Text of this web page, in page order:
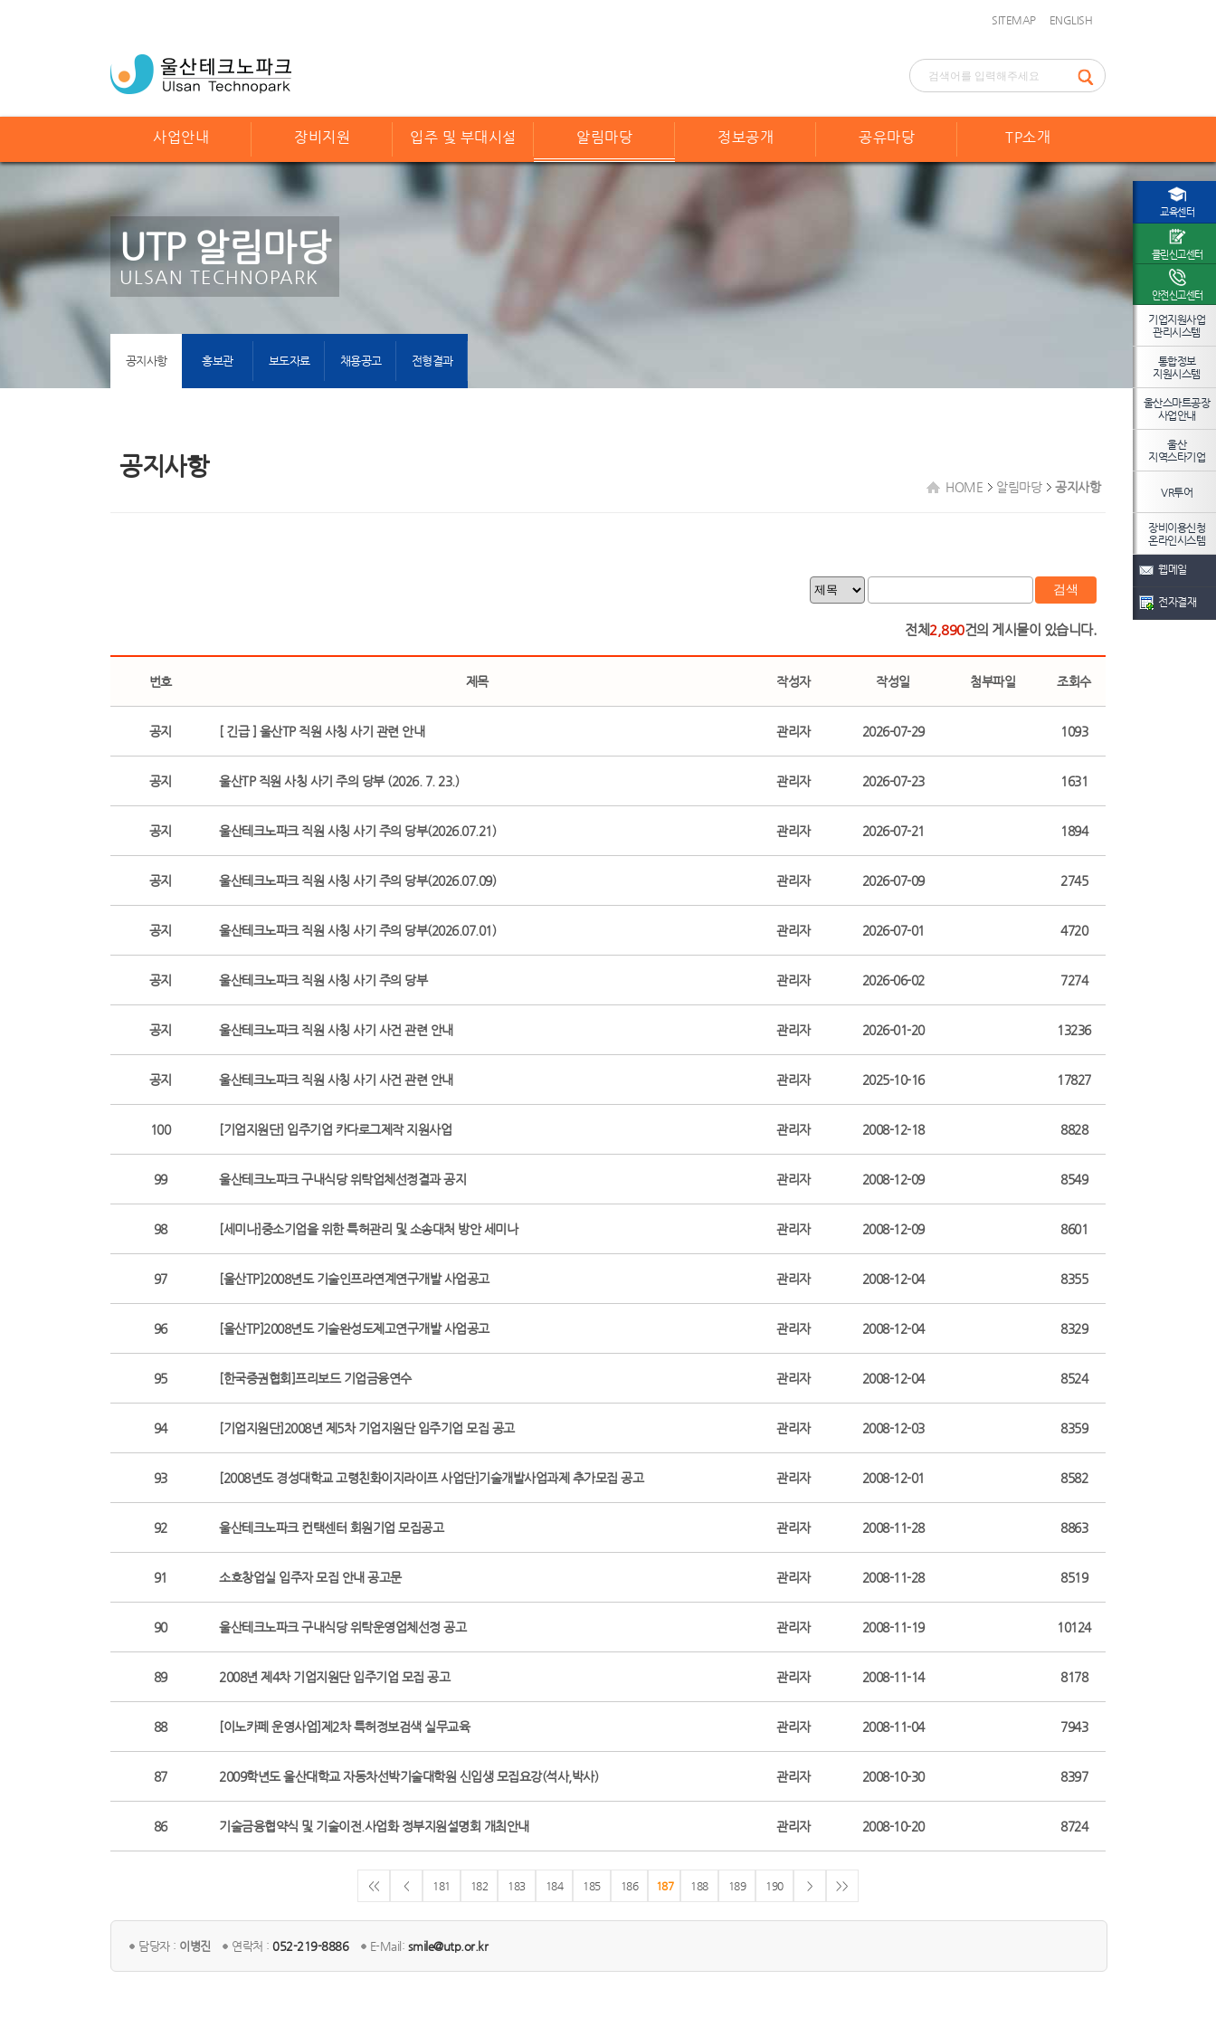
SITEMAP ENGLISH
사업안내 장비지원 입주 및 부대시설 알림마당 정보공개 공유마당 TP소개
UTP 알림마당
ULSAN TECHNOPARK
공지사항 홍보관 보도자료 채용공고 전형결과
공지사항
HOME 알림마당 공지사항
검색
전체 2,890건의 게시물이 있습니다.
번호 제목 작성자 작성일 첨부파일 조회수
공지 [ 긴급 ] 울산TP 직원 사칭 사기 관련 안내 관리자 2026-07-29 1093
공지 울산TP 직원 사칭 사기 주의 당부 (2026. 7. 23.) 관리자 2026-07-23 1631
공지 울산테크노파크 직원 사칭 사기 주의 당부(2026.07.21) 관리자 2026-07-21 1894
공지 울산테크노파크 직원 사칭 사기 주의 당부(2026.07.09) 관리자 2026-07-09 2745
공지 울산테크노파크 직원 사칭 사기 주의 당부(2026.07.01) 관리자 2026-07-01 4720
공지 울산테크노파크 직원 사칭 사기 주의 당부 관리자 2026-06-02 7274
공지 울산테크노파크 직원 사칭 사기 사건 관련 안내 관리자 2026-01-20 13236
공지 울산테크노파크 직원 사칭 사기 사건 관련 안내 관리자 2025-10-16 17827
100 [기업지원단] 입주기업 카다로그제작 지원사업 관리자 2008-12-18 8828
99 울산테크노파크 구내식당 위탁업체선정결과 공지 관리자 2008-12-09 8549
98 [세미나]중소기업을 위한 특허관리 및 소송대처 방안 세미나 관리자 2008-12-09 8601
97 [울산TP]2008년도 기술인프라연계연구개발 사업공고 관리자 2008-12-04 8355
96 [울산TP]2008년도 기술완성도제고연구개발 사업공고 관리자 2008-12-04 8329
95 [한국증권협회]프리보드 기업금융연수 관리자 2008-12-04 8524
94 [기업지원단]2008년 제5차 기업지원단 입주기업 모집 공고 관리자 2008-12-03 8359
93 [2008년도 경성대학교 고령친화이지라이프 사업단]기술개발사업과제 추가모집 공고 관리자 2008-12-01 8582
92 울산테크노파크 컨택센터 회원기업 모집공고 관리자 2008-11-28 8863
91 소호창업실 입주자 모집 안내 공고문 관리자 2008-11-28 8519
90 울산테크노파크 구내식당 위탁운영업체선정 공고 관리자 2008-11-19 10124
89 2008년 제4차 기업지원단 입주기업 모집 공고 관리자 2008-11-14 8178
88 [이노카페 운영사업]제2차 특허정보검색 실무교육 관리자 2008-11-04 7943
87 2009학년도 울산대학교 자동차선박기술대학원 신입생 모집요강(석사,박사) 관리자 2008-10-30 8397
86 기술금융협약식 및 기술이전.사업화 정부지원설명회 개최안내 관리자 2008-10-20 8724
<< < 181 182 183 184 185 186 187 188 189 190 > >>
담당자 : 이병진 연락처 : 052-219-8886 E-Mail: smile@utp.or.kr
교육센터
클린신고센터
안전신고센터
기업지원사업
관리시스템
통합정보
지원시스템
울산스마트공장
사업안내
울산
지역스타기업
VR투어
장비이용신청
온라인시스템
웹메일
전자결재